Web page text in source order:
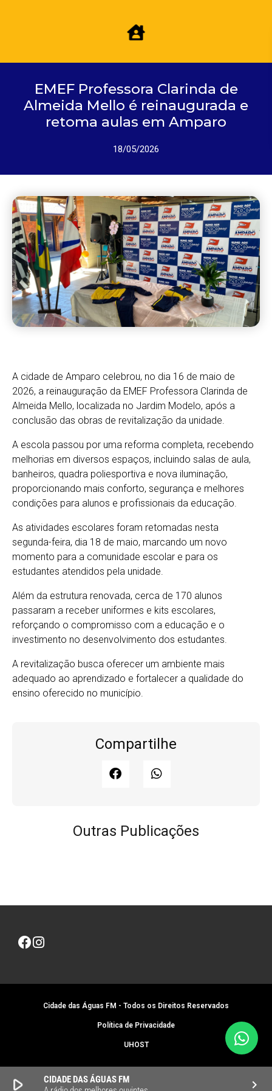
play_arrow
CIDADE DAS ÁGUAS FM
keyboard_arrow_right
EMEF Professora Clarinda de
Almeida Mello é reinaugurada e
retoma aulas em Amparo
18/05/2026
A cidade de Amparo celebrou, no dia 16 de maio de
2026, a reinauguração da EMEF Professora Clarinda de
Almeida Mello, localizada no Jardim Modelo, após a
conclusão das obras de revitalização da unidade.
A escola passou por uma reforma completa, recebendo
melhorias em diversos espaços, incluindo salas de aula,
banheiros, quadra poliesportiva e nova iluminação,
proporcionando mais conforto, segurança e melhores
condições para alunos e profissionais da educação.
As atividades escolares foram retomadas nesta
segunda-feira, dia 18 de maio, marcando um novo
momento para a comunidade escolar e para os
estudantes atendidos pela unidade.
Além da estrutura renovada, cerca de 170 alunos
passaram a receber uniformes e kits escolares,
reforçando o compromisso com a educação e o
investimento no desenvolvimento dos estudantes.
A revitalização busca oferecer um ambiente mais
adequado ao aprendizado e fortalecer a qualidade do
ensino oferecido no município.
Compartilhe
Outras Publicações
Cidade das Águas FM - Todos os Direitos Reservados
Política de Privacidade
UHOST